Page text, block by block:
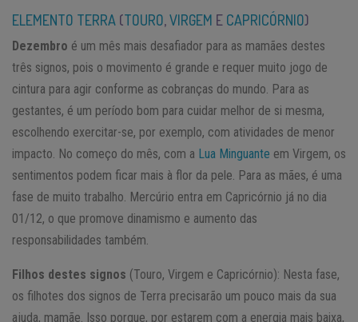
ELEMENTO TERRA (TOURO,VIRGEM E CAPRICÓRNIO)
Dezembro é um mês mais desafiador para as mamães destes
três signos, pois o movimento é grande e requer muito jogo de
cintura para agir conforme as cobranças do mundo. Para as
gestantes, é um período bom para cuidar melhor de si mesma,
escolhendo exercitar-se, por exemplo, com atividades de menor
impacto. No começo do mês, com a Lua Minguante em Virgem, os
sentimentos podem ficar mais à flor da pele. Para as mães, é uma
fase de muito trabalho. Mercúrio entra em Capricórnio já no dia
01/12, o que promove dinamismo e aumento das
responsabilidades também.
Filhos destes signos (Touro, Virgem e Capricórnio): Nesta fase,
os filhotes dos signos de Terra precisarão um pouco mais da sua
ajuda, mamãe. Isso porque, por estarem com a energia mais baixa,